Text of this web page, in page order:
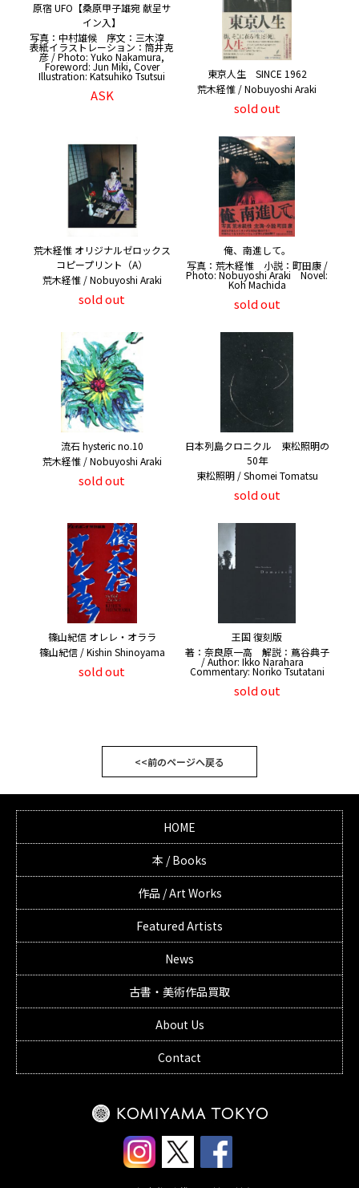
原宿 UFO【桑原甲子雄宛 献呈サ
イン入】
写真：中村雄候 序文：三木淳
表紙イラストレーション：筒井克
彦 / Photo: Yuko Nakamura,
Foreword: Jun Miki, Cover
Illustration: Katsuhiko Tsutsui
ASK
東京人生 SINCE 1962
荒木経惟 / Nobuyoshi Araki
sold out
荒木経惟 オリジナルゼロックス
コピープリント（A）
荒木経惟 / Nobuyoshi Araki
sold out
俺、南進して。
写真：荒木経惟 小説：町田康 /
Photo: Nobuyoshi Araki Novel:
Koh Machida
sold out
流石 hysteric no.10
荒木経惟 / Nobuyoshi Araki
sold out
日本列島クロニクル 東松照明の
50年
東松照明 / Shomei Tomatsu
sold out
篠山紀信 オレレ・オララ
篠山紀信 / Kishin Shinoyama
sold out
王国 復刻版
著：奈良原一高 解説：蔦谷典子
/ Author: Ikko Narahara
Commentary: Noriko Tsutatani
sold out
<<前のページへ戻る
HOME
本 / Books
作品 / Art Works
Featured Artists
News
古書・美術作品買取
About Us
Contact